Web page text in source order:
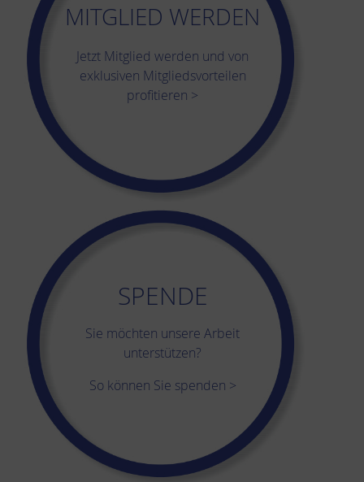
MITGLIED WERDEN
Jetzt Mitglied werden und von
exklusiven Mitgliedsvorteilen
profitieren >
SPENDE
Sie möchten unsere Arbeit
unterstützen?
So können Sie spenden >